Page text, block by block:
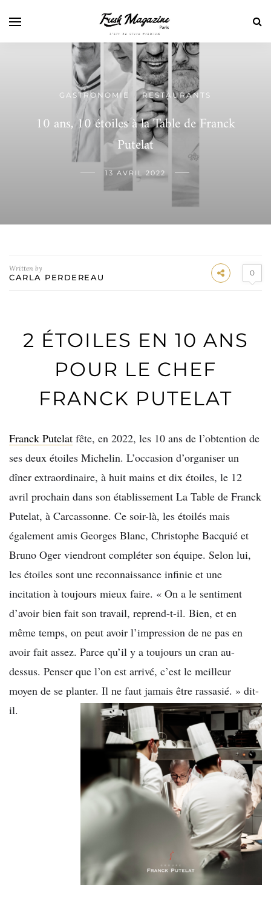
GASTRONOMIE RESTAURANTS
10 ans, 10 étoiles à la Table de Franck
Putelat
13 AVRIL 2022
Written by
CARLA PERDEREAU 0
2 ÉTOILES EN 10 ANS
POUR LE CHEF
FRANCK PUTELAT
Franck Putelat fête, en 2022, les 10 ans de l’obtention de
ses deux étoiles Michelin. L’occasion d’organiser un
dîner extraordinaire, à huit mains et dix étoiles, le 12
avril prochain dans son établissement La Table de Franck
Putelat, à Carcassonne. Ce soir-là, les étoilés mais
également amis Georges Blanc, Christophe Bacquié et
Bruno Oger viendront compléter son équipe. Selon lui,
les étoiles sont une reconnaissance infinie et une
incitation à toujours mieux faire. « On a le sentiment
d’avoir bien fait son travail, reprend-t-il. Bien, et en
même temps, on peut avoir l’impression de ne pas en
avoir fait assez. Parce qu’il y a toujours un cran au-
dessus. Penser que l’on est arrivé, c’est le meilleur
moyen de se planter. Il ne faut jamais être rassasié. » dit-
il.